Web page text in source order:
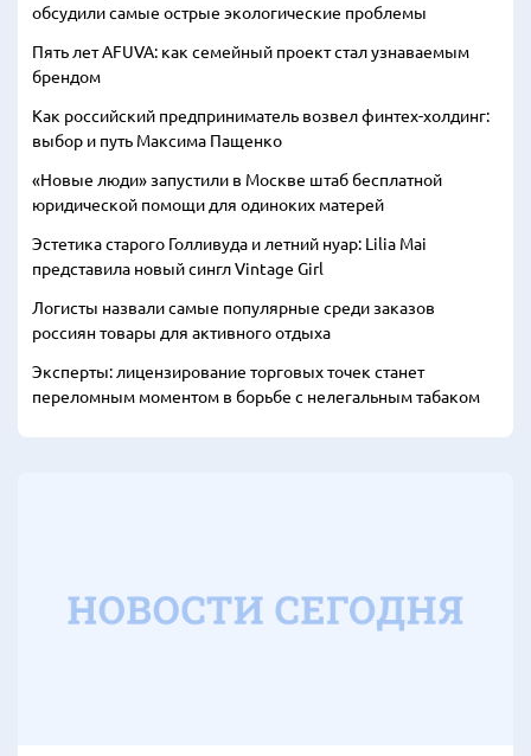
обсудили самые острые экологические проблемы
Пять лет AFUVA: как семейный проект стал узнаваемым
брендом
Как российский предприниматель возвел финтех-холдинг:
выбор и путь Максима Пащенко
«Новые люди» запустили в Москве штаб бесплатной
юридической помощи для одиноких матерей
Эстетика старого Голливуда и летний нуар: Lilia Mai
представила новый сингл Vintage Girl
Логисты назвали самые популярные среди заказов
россиян товары для активного отдыха
Эксперты: лицензирование торговых точек станет
переломным моментом в борьбе с нелегальным табаком